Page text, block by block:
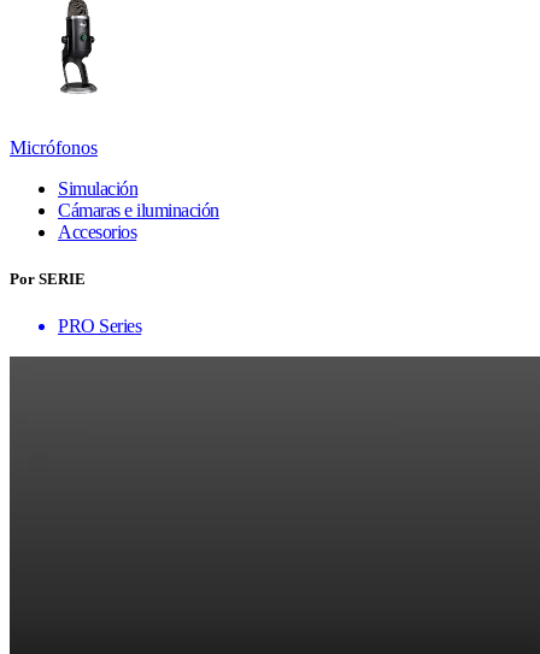
Micrófonos
Simulación
Cámaras e iluminación
Accesorios
Por SERIE
PRO Series